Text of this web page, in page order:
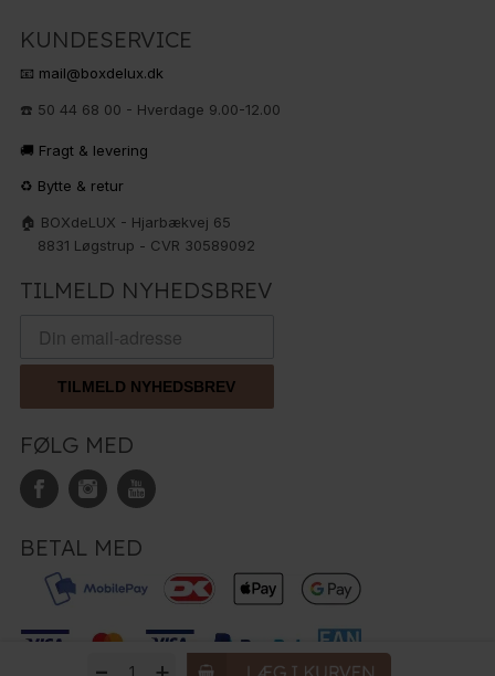
KUNDESERVICE
📧 mail@boxdelux.dk
☎️ 50 44 68 00 - Hverdage 9.00-12.00
🚚 Fragt & levering
♻️ Bytte & retur
🏠 BOXdeLUX - Hjarbækvej 65
8831 Løgstrup - CVR 30589092
TILMELD NYHEDSBREV
TILMELD NYHEDSBREV
FØLG MED
BETAL MED